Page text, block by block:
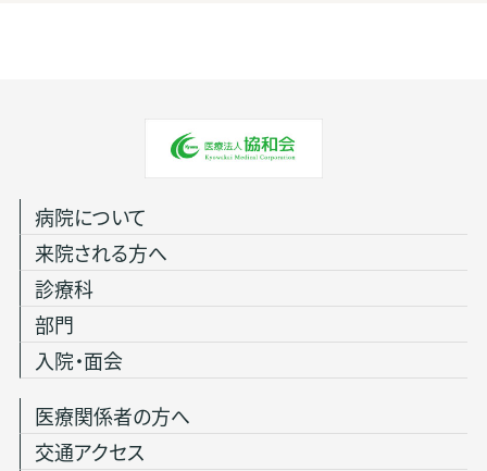
病院について
来院される方へ
診療科
部門
入院・面会
医療関係者の方へ
交通アクセス